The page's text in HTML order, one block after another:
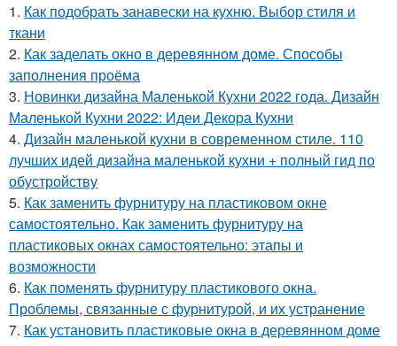
1. Как подобрать занавески на кухню. Выбор стиля и
ткани
2. Как заделать окно в деревянном доме. Способы
заполнения проёма
3. Новинки дизайна Маленькой Кухни 2022 года. Дизайн
Маленькой Кухни 2022: Идеи Декора Кухни
4. Дизайн маленькой кухни в современном стиле. 110
лучших идей дизайна маленькой кухни + полный гид по
обустройству
5. Как заменить фурнитуру на пластиковом окне
самостоятельно. Как заменить фурнитуру на
пластиковых окнах самостоятельно: этапы и
возможности
6. Как поменять фурнитуру пластикового окна.
Проблемы, связанные с фурнитурой, и их устранение
7. Как установить пластиковые окна в деревянном доме